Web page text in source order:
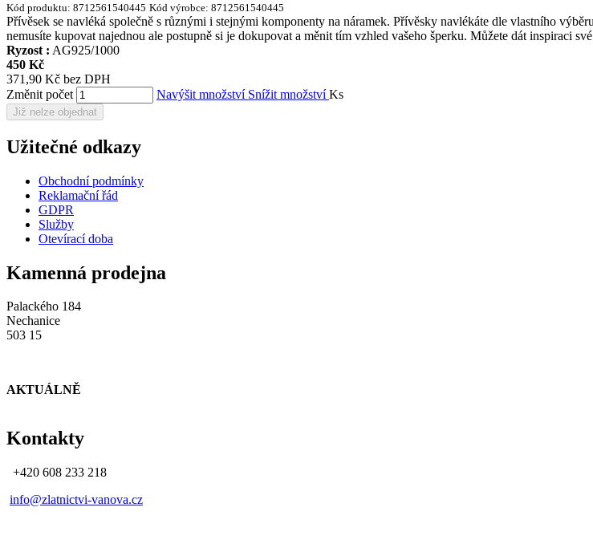
Kód produktu: 8712561540445 Kód výrobce: 8712561540445
Přívěsek se navléká společně s různými i stejnými komponenty na náramek. Přívěsky navlékáte dle vlastního
nemusíte kupovat najednou ale postupně si je dokupovat a měnit tím vzhled vašeho šperku. Můžete dát inspiraci
Ryzost : AG925/1000
450 Kč
371,90 Kč bez DPH
Změnit počet
Navýšit množství Snížit množstvíKs
Již nelze objednat
Užitečné odkazy
Obchodní podmínky
Reklamační řád
GDPR
Služby
Otevírací doba
Kamenná prodejna
Palackého 184
Nechanice
503 15
AKTUÁLNĚ
Kontakty
+420 608 233 218
info@zlatnictvi-vanova.cz